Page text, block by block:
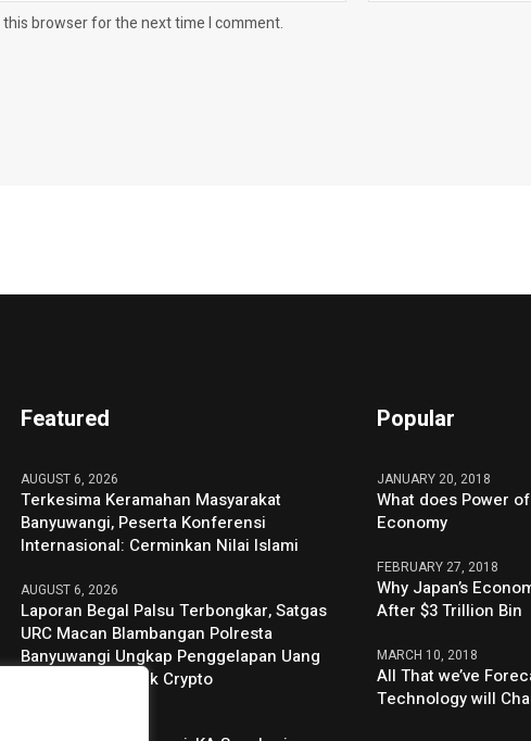
browser for the next time I comment.
Featured
AUGUST 6, 2026
Terkesima Keramahan Masyarakat
Banyuwangi, Peserta Konferensi
Internasional: Cerminkan Nilai Islami
AUGUST 6, 2026
Laporan Begal Palsu Terbongkar, Satgas
URC Macan Blambangan Polresta
Banyuwangi Ungkap Penggelapan Uang
Perusahaan untuk Crypto
Popular
JANUARY 20, 2018
What does Power
Economy
FEBRUARY 27, 2018
Why Japan’s
After $3 Trillion Bin
MARCH 10, 2018
All That we’ve
Technology will